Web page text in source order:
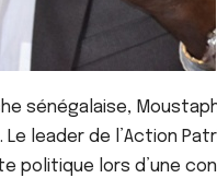
sénégalaise,
leader de l’Action
politique lors d’une